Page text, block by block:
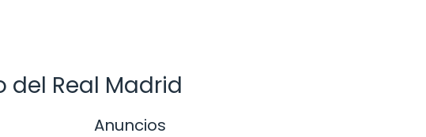
del Real Madrid
Anuncios